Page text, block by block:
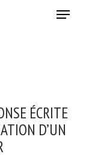
Menu
:
BIEN-ÊTRE